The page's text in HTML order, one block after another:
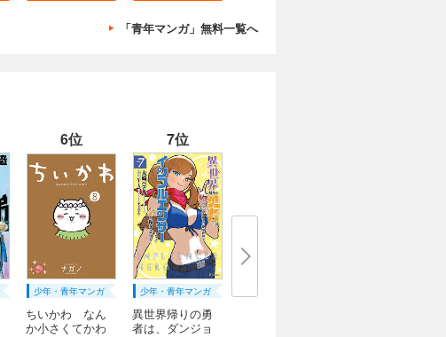
「青年マンガ」無料一覧へ
6位
少年・青年マンガ
ちいかわ なん
か小さくてかわ
7位
少年・青年マンガ
異世界帰りの勇
者は、ダンジョ